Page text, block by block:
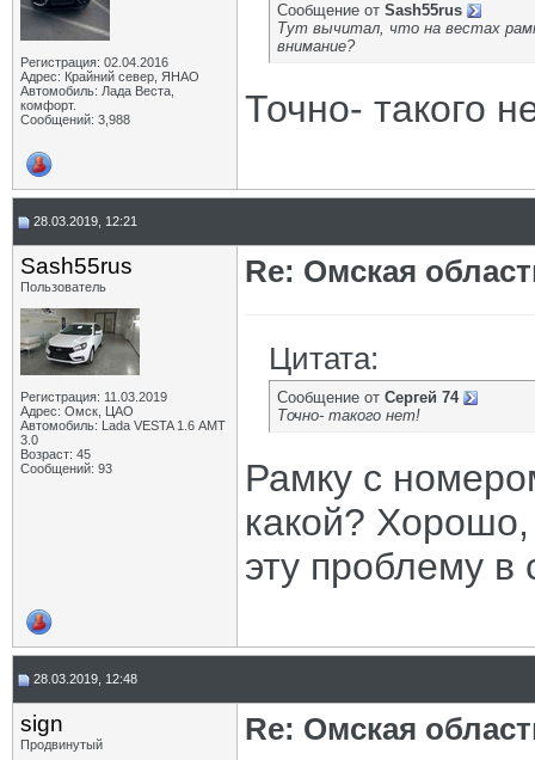
Регистрация: 02.04.2016
Адрес: Крайний север, ЯНАО
Автомобиль: Лада Веста,
комфорт.
Сообщений: 3,988
Сообщение от Sash55rus
Тут вычитал, что на вестах
внимание?
Точно- такого
28.03.2019, 12:21
Sash55rus
Пользователь
Регистрация: 11.03.2019
Адрес: Омск, ЦАО
Автомобиль: Lada VESTA 1.6 АМТ
3.0
Возраст: 45
Сообщений: 93
Re: Омская
Цитата:
Сообщение от Сергей 74
Точно- такого нет!
Рамку с
какой? Хорошо,
эту проблему в
28.03.2019, 12:48
sign
Продвинутый
Re: Омская